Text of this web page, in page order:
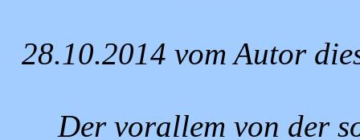
28.10.2014 vom Autor
Der vorallem von der